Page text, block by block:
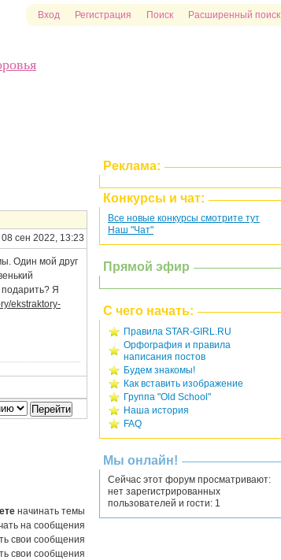
Вход Регистрация Поиск Расширенный поиск
08 сен 2022, 13:23
Один мой друг
Я
ekstraktory-
начинать темы
на сообщения
свои сообщения
свои сообщения
Реклама:
Конкурсы и чат:
Все новые конкурсы смотрите тут
Наш "Чат"
Прямой эфир
С чего начать:
Правила STAR-GIRL.RU
Орфография и правила
написания постов
Будем знакомы!
Как вставить изображение
Группа "Old School"
Наша история
FAQ
Мы онлайн!
Сейчас этот форум просматривают:
нет зарегистрированных
пользователей и гости: 1